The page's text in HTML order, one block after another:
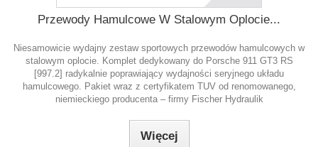
Przewody Hamulcowe W Stalowym Oplocie...
Niesamowicie wydajny zestaw sportowych przewodów hamulcowych w
stalowym oplocie. Komplet dedykowany do Porsche 911 GT3 RS
[997.2] radykalnie poprawiający wydajności seryjnego układu
hamulcowego. Pakiet wraz z certyfikatem TUV od renomowanego,
niemieckiego producenta – firmy Fischer Hydraulik
Więcej